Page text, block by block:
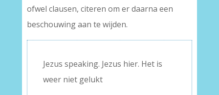
ofwel clausen, citeren om er daarna een
beschouwing aan te wijden.
Jezus speaking. Jezus hier. Het is
weer niet gelukt